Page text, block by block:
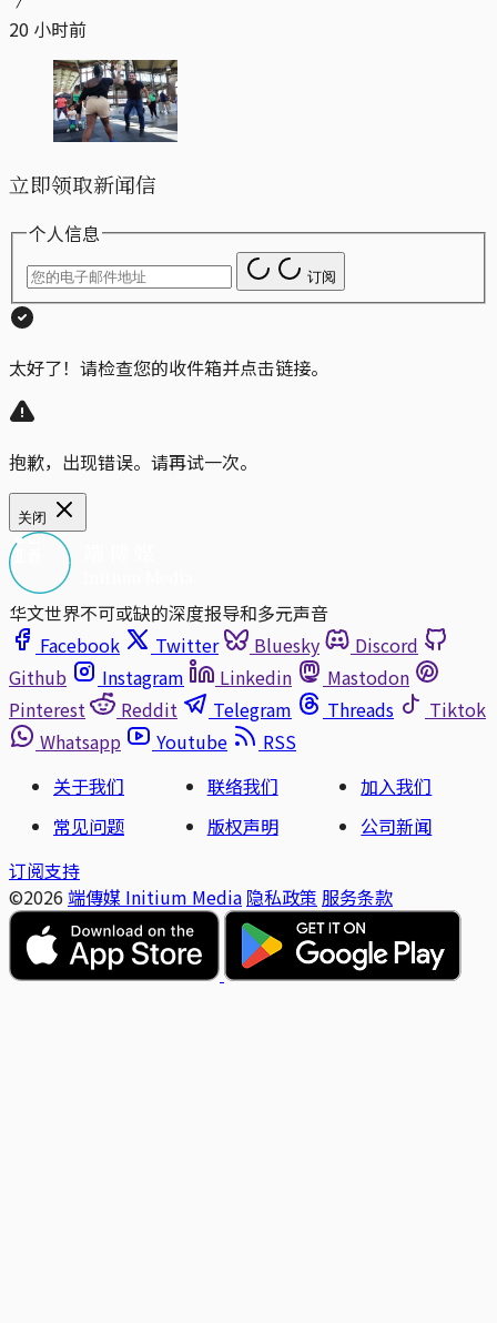
20 小时前
立即领取新闻信
个人信息
订阅
太好了！请检查您的收件箱并点击链接。
抱歉，出现错误。请再试一次。
关闭
华文世界不可或缺的深度报导和多元声音
Facebook
Twitter Bluesky
Discord
Github
Instagram Linkedin
Mastodon
Pinterest
Reddit Telegram Threads
Tiktok
Whatsapp
Youtube
RSS
关于我们
联络我们
加入我们
常见问题
版权声明
公司新闻
订阅支持
©2026 端傳媒 Initium Media 隐私政策 服务条款